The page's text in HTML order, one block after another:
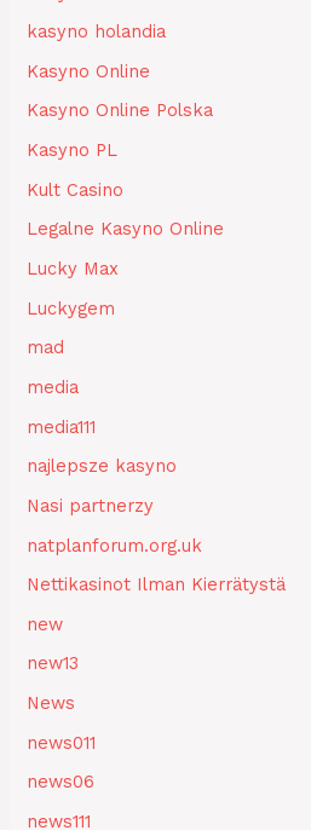
kasyno holandia
Kasyno Online
Kasyno Online Polska
Kasyno PL
Kult Casino
Legalne Kasyno Online
Lucky Max
Luckygem
mad
media
media111
najlepsze kasyno
Nasi partnerzy
natplanforum.org.uk
Nettikasinot Ilman Kierrätystä
new
new13
News
news011
news06
news111